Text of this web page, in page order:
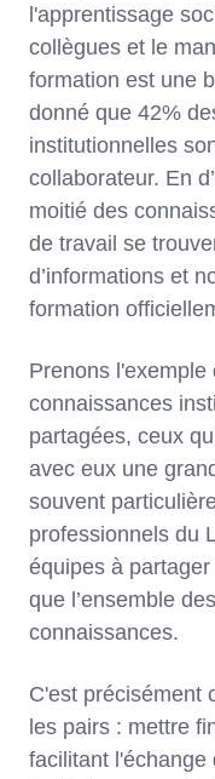
l'apprentissage
collègues et le
formation est une
donné que 42%
institutionnelles
collaborateur. En
moitié des
de travail se
d’informations et
formation
Prenons l'exemple
connaissances
partagées, ceux
avec eux une
souvent
professionnels du
équipes à
que l’ensemble
connaissances.
C'est précisément
les pairs : mettre
facilitant l'échange